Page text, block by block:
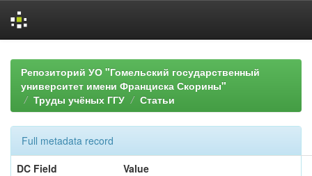
navigationРепозиторий УО "Гомельский государственный
университет имени Франциска Скорины"
Труды учёных ГГУ
Статьи
Full metadata record
DC Field
Value